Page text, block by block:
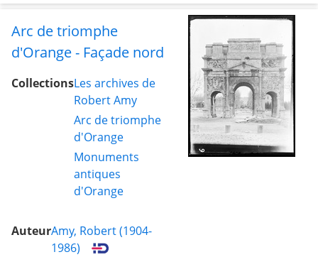
Arc de triomphe
d'Orange - Façade nord
CollectionsLes archives de
Robert Amy
Arc de triomphe
d'Orange
Monuments
antiques
d'Orange
AuteurAmy, Robert (1904-
1986)